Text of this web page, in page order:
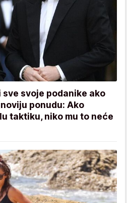
svoje podanike ako
ponudu: Ako
taktiku, niko mu to neće